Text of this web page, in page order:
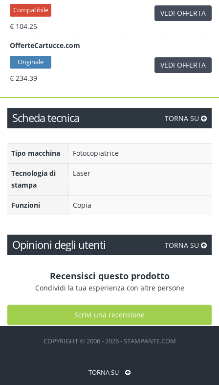
Compatibile
€ 104.25
VEDI OFFERTA
OfferteCartucce.com
Originale
€ 234.39
VEDI OFFERTA
Scheda tecnica TORNA SU
Tipo macchina Fotocopiatrice
Tecnologia di
stampa
Laser
Funzioni Copia
Opinioni degli utenti TORNA SU
Recensisci questo prodotto
Condividi la tua esperienza con altre persone
Scrivi una recensione
COPYRIGHT © 2006 - 2026 - STAMPANTE.COM
TORNA SU